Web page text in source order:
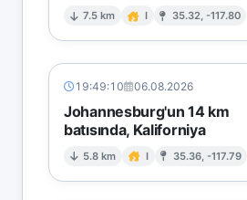
7.5 km I 35.32, -117.80
19:49:10 06.08.2026
Johannesburg'un 14 km
batısında, Kaliforniya
5.8 km I 35.36, -117.79